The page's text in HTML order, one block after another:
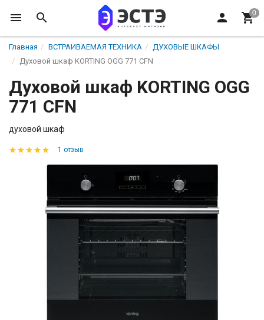
Главная ВСТРАИВАЕМАЯ ТЕХНИКА
ДУХОВЫЕ ШКАФЫ
Духовой шкаф KORTING OGG 771 CFN
Духовой шкаф KORTING OGG
771 CFN
духовой шкаф
1 отзыв